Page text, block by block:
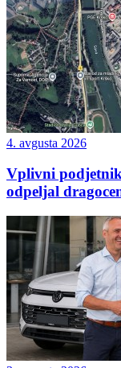
4. avgusta 2026
Vplivni
odpeljal